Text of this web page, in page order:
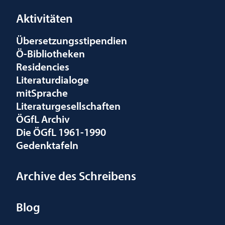
Aktivitäten
Übersetzungsstipendien
Ö-Bibliotheken
Residencies
Literaturdialoge
mitSprache
Literaturgesellschaften
ÖGfL Archiv
Die ÖGfL 1961-1990
Gedenktafeln
Archive des Schreibens
Blog